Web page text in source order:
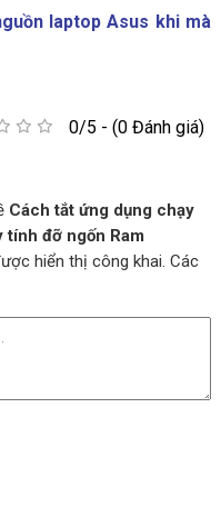
laptop Asus khi mà
0/5 - (0 Đánh giá)
Cách tắt ứng dụng chạy
tính đỡ ngốn Ram
hiển thị công khai. Các